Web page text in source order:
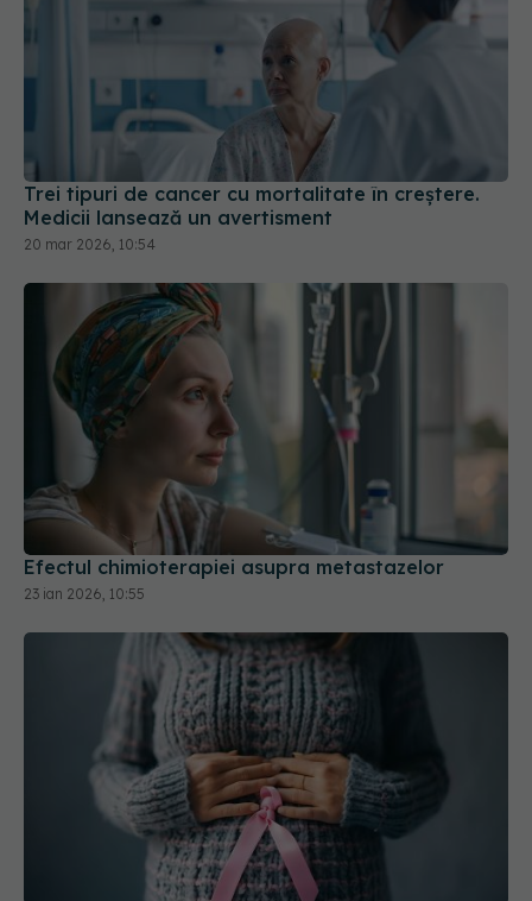
Trei tipuri de cancer cu mortalitate în creștere.
Medicii lansează un avertisment
20 mar 2026, 10:54
Efectul chimioterapiei asupra metastazelor
23 ian 2026, 10:55